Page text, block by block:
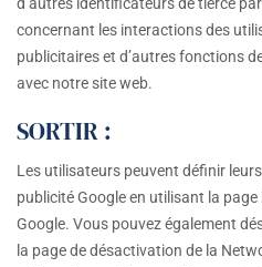
concernant les interactions des
publicitaires et d’autres fonctions
avec notre site web.
SORTIR :
Les utilisateurs peuvent définir
publicité Google en utilisant la
Google. Vous pouvez également
la page de désactivation de la